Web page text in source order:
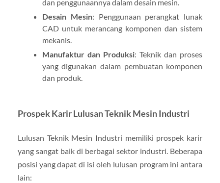
dan penggunaannya dalam desain mesin.
Desain Mesin: Penggunaan perangkat lunak
CAD untuk merancang komponen dan sistem
mekanis.
Manufaktur dan Produksi: Teknik dan proses
yang digunakan dalam pembuatan komponen
dan produk.
Prospek Karir Lulusan Teknik Mesin Industri
Lulusan Teknik Mesin Industri memiliki prospek karir
yang sangat baik di berbagai sektor industri. Beberapa
posisi yang dapat di isi oleh lulusan program ini antara
lain: